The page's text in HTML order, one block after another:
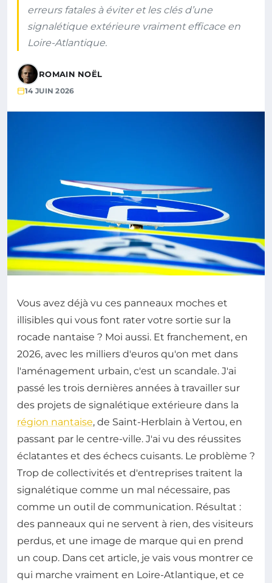
erreurs fatales à éviter et les clés d’une
signalétique extérieure vraiment efficace en
Loire-Atlantique.
ROMAIN NOËL
14 JUIN 2026
Vous avez déjà vu ces panneaux moches et
illisibles qui vous font rater votre sortie sur la
rocade nantaise ? Moi aussi. Et franchement, en
2026, avec les milliers d'euros qu'on met dans
l'aménagement urbain, c'est un scandale. J'ai
passé les trois dernières années à travailler sur
des projets de signalétique extérieure dans la
région nantaise, de Saint-Herblain à Vertou, en
passant par le centre-ville. J'ai vu des réussites
éclatantes et des échecs cuisants. Le problème ?
Trop de collectivités et d'entreprises traitent la
signalétique comme un mal nécessaire, pas
comme un outil de communication. Résultat :
des panneaux qui ne servent à rien, des visiteurs
perdus, et une image de marque qui en prend
un coup. Dans cet article, je vais vous montrer ce
qui marche vraiment en Loire-Atlantique, et ce